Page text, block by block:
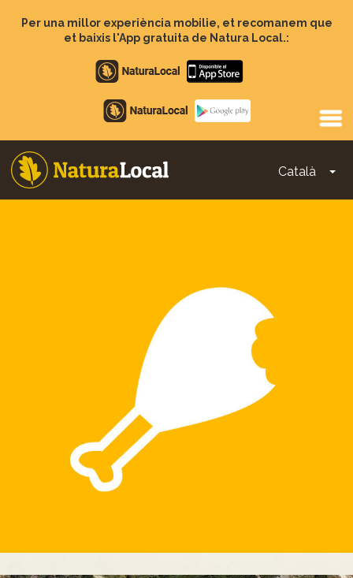
Per una millor experiència mobilie, et recomanem que
et baixis l'App gratuita de Natura Local.:
Apple
store
Google
Play
Català
Main